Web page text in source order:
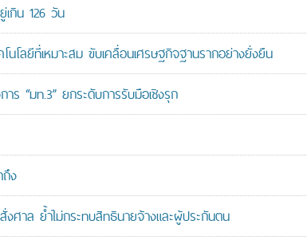
กิน 126 วัน
โลยีที่เหมาะสม ขับเคลื่อนเศรษฐกิจฐานรากอย่างยั่งยืน
ร “มท.3” ยกระดับการรับมือเชิงรุก
ง
ศาล ย้ำไม่กระทบสิทธินายจ้างและผู้ประกันตน